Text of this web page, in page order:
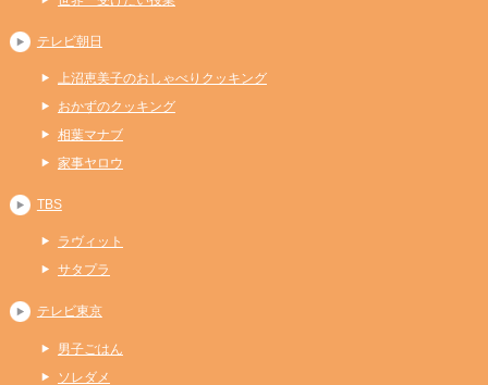
テレビ朝日
上沼恵美子のおしゃべりクッキング
おかずのクッキング
相葉マナブ
家事ヤロウ
TBS
ラヴィット
サタプラ
テレビ東京
男子ごはん
ソレダメ